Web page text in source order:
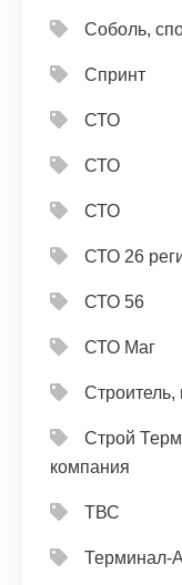
Соболь,
Спринт
СТО
СТО
СТО
СТО 26
СТО 56
СТО Маг
Строитель,
Строй
компания
ТВС
Терминал-